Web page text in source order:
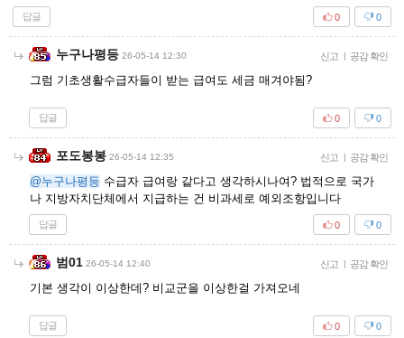
답글 0
0
누구나평등 26-05-14 12:30 신고 | 공감 확인
그럼 기초생활수급자들이 받는 급여도 세금 매겨야됨?
답글 0
0
포도봉봉 26-05-14 12:35 신고 | 공감 확인
@누구나평등 수급자 급여랑 같다고 생각하시나여? 법적으로 국가
나 지방자치단체에서 지급하는 건 비과세로 예외조항입니다
답글 0
0
범01 26-05-14 12:40 신고 | 공감 확인
기본 생각이 이상한데? 비교군을 이상한걸 가져오네
답글 0
0